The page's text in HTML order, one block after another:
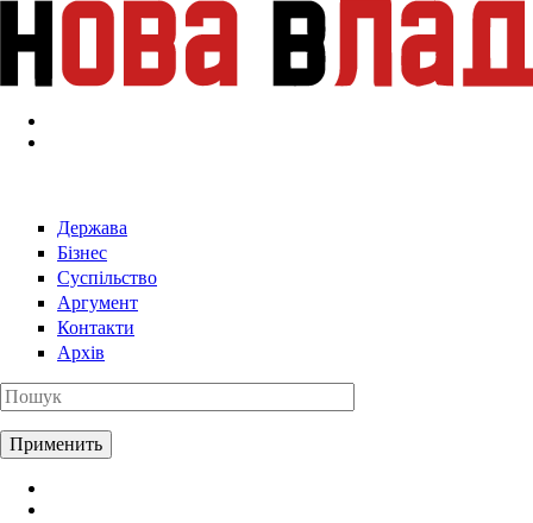
Перейти к основному содержанию
Держава
Бізнес
Суспільство
Аргумент
Контакти
Архів